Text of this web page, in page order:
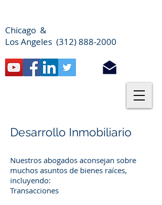
Chicago &
Los Angeles (312) 888-2000
Desarrollo Inmobiliario
Nuestros abogados aconsejan sobre
muchos asuntos de bienes raíces,
incluyendo:
Transacciones